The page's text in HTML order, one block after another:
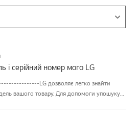
і серійний номер мого LG
LG дозволяє легко знайти
вашого товару. Для допомоги упошуку